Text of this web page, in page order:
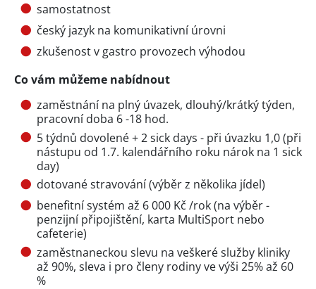
samostatnost
český jazyk na komunikativní úrovni
zkušenost v gastro provozech výhodou
Co vám můžeme nabídnout
zaměstnání na plný úvazek, dlouhý/krátký týden,
pracovní doba 6 -18 hod.
5 týdnů dovolené + 2 sick days - při úvazku 1,0 (při
nástupu od 1.7. kalendářního roku nárok na 1 sick
day)
dotované stravování (výběr z několika jídel)
benefitní systém až 6 000 Kč /rok (na výběr -
penzijní připojištění, karta MultiSport nebo
cafeterie)
zaměstnaneckou slevu na veškeré služby kliniky
až 90%, sleva i pro členy rodiny ve výši 25% až 60
%